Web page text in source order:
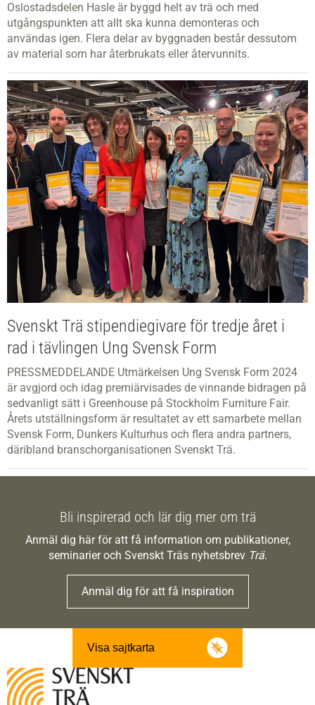
Oslostadsdelen Hasle är byggd helt av trä och med
utgångspunkten att allt ska kunna demonteras och
användas igen. Flera delar av byggnaden består dessutom
av material som har återbrukats eller återvunnits.
Svenskt Trä stipendiegivare för tredje året i
rad i tävlingen Ung Svensk Form
PRESSMEDDELANDE Utmärkelsen Ung Svensk Form 2024
är avgjord och idag premiärvisades de vinnande bidragen på
sedvanligt sätt i Greenhouse på Stockholm Furniture Fair.
Årets utställningsform är resultatet av ett samarbete mellan
Svensk Form, Dunkers Kulturhus och flera andra partners,
däribland branschorganisationen Svenskt Trä.
Bli inspirerad och lär dig mer om trä
Anmäl dig här för att få information om publikationer,
seminarier och Svenskt Träs nyhetsbrev Trä.
Anmäl dig för att få inspiration
Visa sajtkarta